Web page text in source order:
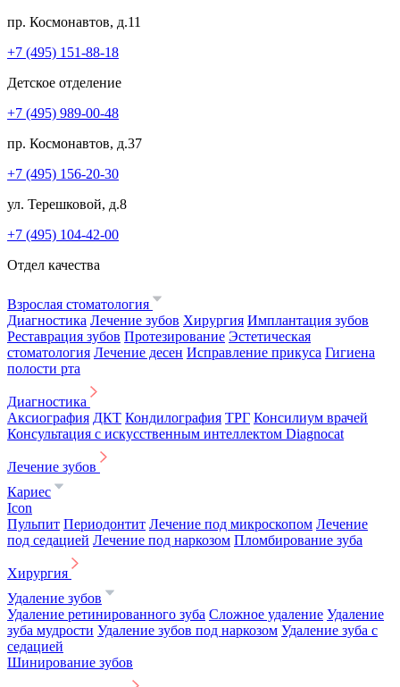
пр. Космонавтов, д.11
+7 (495) 151-88-18
Детское отделение
+7 (495) 989-00-48
пр. Космонавтов, д.37
+7 (495) 156-20-30
ул. Терешковой, д.8
+7 (495) 104-42-00
Отдел качества
Взрослая стоматология
Диагностика Лечение зубов Хирургия Имплантация зубов
Реставрация зубов Протезирование Эстетическая
стоматология Лечение десен Исправление прикуса Гигиена
полости рта
Диагностика
Аксиография ДКТ Кондилография ТРГ Консилиум врачей
Консультация с искусственным интеллектом Diagnocat
Лечение зубов
Кариес
Icon
Пульпит Периодонтит Лечение под микроскопом Лечение
под седацией Лечение под наркозом Пломбирование зуба
Хирургия
Удаление зубов
Удаление ретинированного зуба Сложное удаление Удаление
зуба мудрости Удаление зубов под наркозом Удаление зуба с
седацией
Шинирование зубов